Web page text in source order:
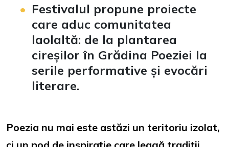
Festivalul propune proiecte
care aduc comunitatea
laolaltă: de la plantarea
cireșilor în Grădina Poeziei la
serile performative și evocări
literare.
Poezia nu mai este astăzi un teritoriu izolat,